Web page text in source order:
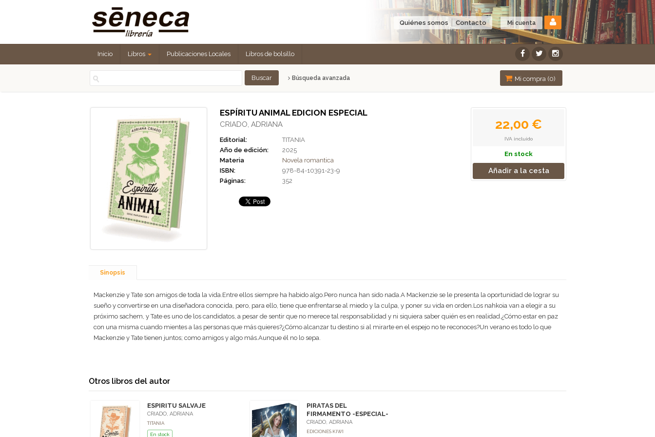
Mi cuenta
Quiénes somos Contacto
Inicio Libros Publicaciones Locales Libros de bolsillo
Búsqueda avanzada Mi compra (0)
ESPÍRITU ANIMAL EDICION ESPECIAL
CRIADO, ADRIANA
Editorial:
TITANIA
Año de edición:
2025
Materia
Novela romantica
ISBN:
978-84-10391-23-9
Páginas:
352
22,00 €
IVA incluido
En stock
Añadir a la cesta
Sinopsis
Mackenzie y Tate son amigos de toda la vida.Entre ellos siempre ha habido algo.Pero nunca han sido nada.A Mackenzie se le presenta la oportunidad de lograr su
sueño y convertirse en una diseñadora conocida, pero, para ello, tiene que enfrentarse al miedo y la culpa, y poner su vida en orden.Los nahkoia van a elegir a su
próximo sachem, y Tate es uno de los candidatos, a pesar de sentir que no merece tal responsabilidad y ni siquiera saber quién es en realidad.¿Cómo estar en paz
con una misma cuando mientes a las personas que más quieres?¿Cómo alcanzar tu destino si al mirarte en el espejo no te reconoces?Un verano es todo lo que
Mackenzie y Tate tienen juntos; como amigos y algo más.Aunque él no lo sepa.
Otros libros del autor
ESPIRITU SALVAJE
CRIADO, ADRIANA
TITANIA
En stock
PIRATAS DEL
FIRMAMENTO -ESPECIAL-
CRIADO, ADRIANA
EDICIONES KIWI